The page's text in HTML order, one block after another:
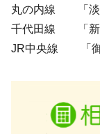
丸の内線 「淡
千代田線 「新
JR中央線 「御